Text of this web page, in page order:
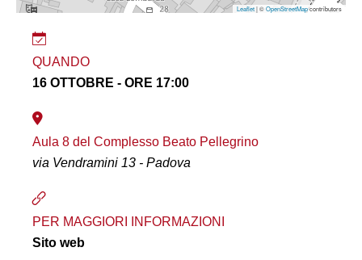
Leaflet| ©OpenStreetMapcontributors
QUANDO
16 OTTOBRE - ORE 17:00
Aula 8 del Complesso Beato Pellegrino
via Vendramini 13 - Padova
PER MAGGIORI INFORMAZIONI
Sito web